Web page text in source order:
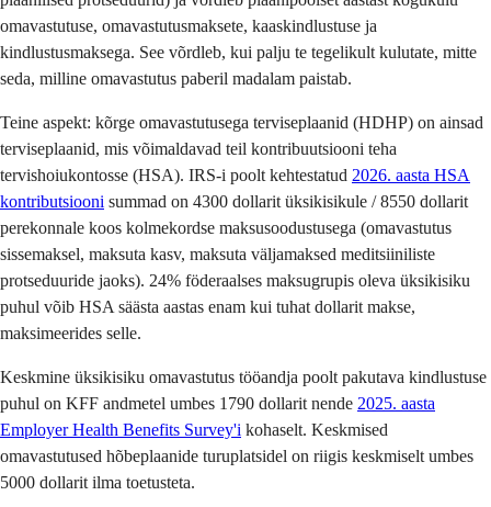
omavastutuse, omavastutusmaksete, kaaskindlustuse ja
kindlustusmaksega. See võrdleb, kui palju te tegelikult kulutate, mitte
seda, milline omavastutus paberil madalam paistab.
Teine aspekt: kõrge omavastutusega terviseplaanid (HDHP) on ainsad
terviseplaanid, mis võimaldavad teil kontribuutsiooni teha
tervishoiukontosse (HSA). IRS-i poolt kehtestatud 2026. aasta HSA
kontributsiooni summad on 4300 dollarit üksikisikule / 8550 dollarit
perekonnale koos kolmekordse maksusoodustusega (omavastutus
sissemaksel, maksuta kasv, maksuta väljamaksed meditsiiniliste
protseduuride jaoks). 24% föderaalses maksugrupis oleva üksikisiku
puhul võib HSA säästa aastas enam kui tuhat dollarit makse,
maksimeerides selle.
Keskmine üksikisiku omavastutus tööandja poolt pakutava kindlustuse
puhul on KFF andmetel umbes 1790 dollarit nende 2025. aasta
Employer Health Benefits Survey'i kohaselt. Keskmised
omavastutused hõbeplaanide turuplatsidel on riigis keskmiselt umbes
5000 dollarit ilma toetusteta.